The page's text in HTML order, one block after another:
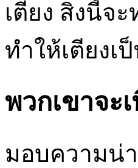
เตียง สิ่งนี้จ
ทำให้เตียง
พวกเขาจะ
มอบความน่